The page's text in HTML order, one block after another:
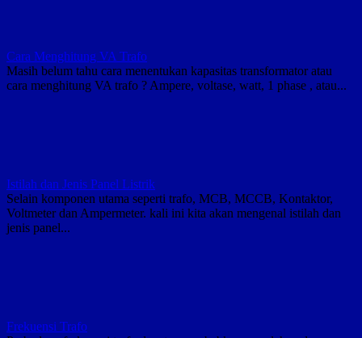
Cara Menghitung VA Trafo
Masih belum tahu cara menentukan kapasitas transformator atau
cara menghitung VA trafo ? Ampere, voltase, watt, 1 phase , atau...
Istilah dan Jenis Panel Listrik
Selain komponen utama seperti trafo, MCB, MCCB, Kontaktor,
Voltmeter dan Ampermeter. kali ini kita akan mengenal istilah dan
jenis panel...
Frekuensi Trafo